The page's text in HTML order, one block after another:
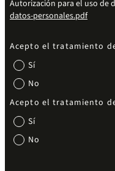
Autorización para el uso de
datos-personales.pdf
Acepto el tratamiento
Sí
No
Acepto el tratamiento
Sí
No